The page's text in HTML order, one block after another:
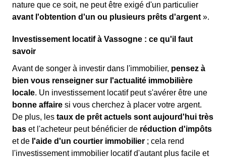
nature que ce soit, ne peut être exigé d'un particulier
avant l'obtention d'un ou plusieurs prêts d'argent ».
Investissement locatif à Vassogne : ce qu'il faut
savoir
Avant de songer à investir dans l'immobilier, pensez à
bien vous renseigner sur l'actualité immobilière
locale. Un investissement locatif peut s'avérer être une
bonne affaire si vous cherchez à placer votre argent.
De plus, les taux de prêt actuels sont aujourd'hui très
bas et l'acheteur peut bénéficier de réduction d'impôts
et de l'aide d'un courtier immobilier ; cela rend
l'investissement immobilier locatif d'autant plus facile et